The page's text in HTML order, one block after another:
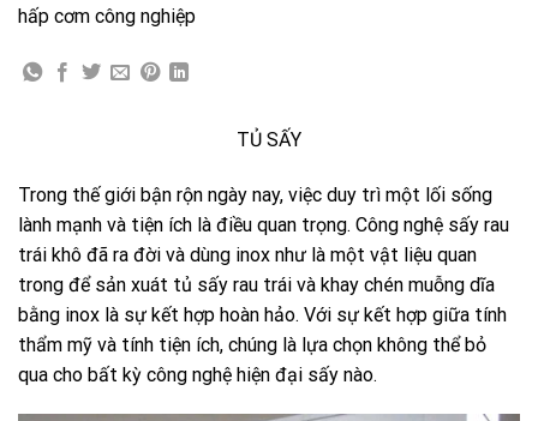
hấp cơm công nghiệp
TỦ SẤY
Trong thế giới bận rộn ngày nay, việc duy trì một lối sống
lành mạnh và tiện ích là điều quan trọng. Công nghệ sấy rau
trái khô đã ra đời và dùng inox như là một vật liệu quan
trong để sản xuát tủ sấy rau trái và khay chén muỗng dĩa
bằng inox là sự kết hợp hoàn hảo. Với sự kết hợp giữa tính
thẩm mỹ và tính tiện ích, chúng là lựa chọn không thể bỏ
qua cho bất kỳ công nghệ hiện đại sấy nào.